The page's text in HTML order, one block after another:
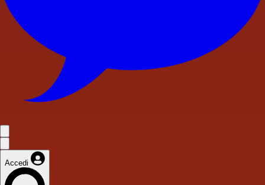
Accedi